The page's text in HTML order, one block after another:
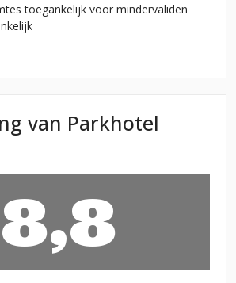
toegankelijk voor mindervaliden
van Parkhotel
8,8